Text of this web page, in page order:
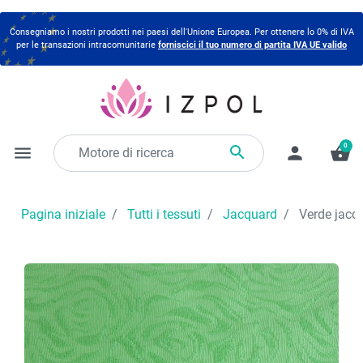
Consegniamo i nostri prodotti nei paesi dell'Unione Europea. Per ottenere lo 0% di IVA
per le transazioni intracomunitarie forniscici il tuo numero di partita IVA UE valido
menu  person shopping_basket
0
Pagina iniziale Tutti i tessuti Jacquard Verde